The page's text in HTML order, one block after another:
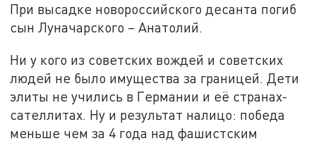
При высадке новороссийского десанта погиб
сын Луначарского – Анатолий.
Ни у кого из советских вождей и советских
людей не было имущества за границей. Дети
элиты не учились в Германии и её странах-
сателлитах. Ну и результат налицо: победа
меньше чем за 4 года над фашистским